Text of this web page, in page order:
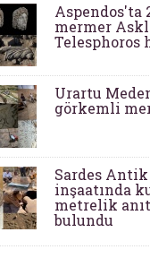
Aspendos'ta
mermer
Telesphoros
Urartu
görkemli
Sardes
inşaatında
metrelik
bulundu